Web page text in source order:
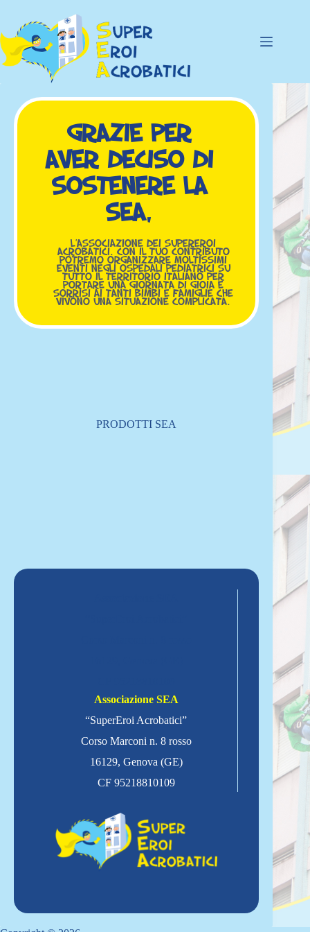
Grazie per
aver deciso di
sostenere la
SEA,
l’Associazione dei SuperEroi
Acrobatici. Con il tuo contributo
potremo organizzare moltissimi
eventi negli ospedali pediatrici su
tutto il territorio italiano per
portare una giornata di gioia e
sorrisi ai tanti bimbi e famiglie che
vivono una situazione complicata.
PRODOTTI SEA
Associazione SEA
“SuperEroi Acrobatici”
Corso Marconi n. 8 rosso
16129, Genova (GE)
CF 95218810109